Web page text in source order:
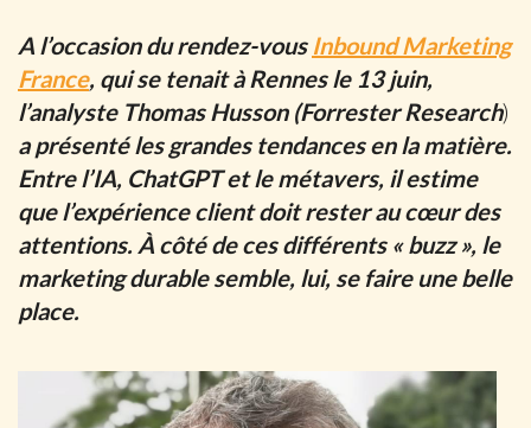
A l’occasion du rendez-vous Inbound Marketing
France, qui se tenait à Rennes le 13 juin,
l’analyste Thomas Husson (Forrester Research)
a présenté les grandes tendances en la matière.
Entre l’IA, ChatGPT et le métavers, il estime
que l’expérience client doit rester au cœur des
attentions. À côté de ces différents « buzz », le
marketing durable semble, lui, se faire une belle
place.